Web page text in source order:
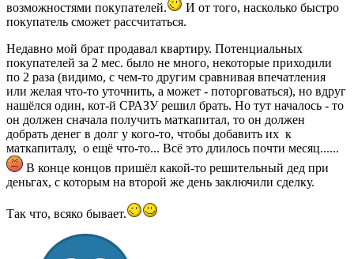
возможностями покупателей.
И от того, насколько быстро
покупатель сможет рассчитаться.
Недавно мой брат продавал квартиру. Потенциальных
покупателей за 2 мес. было не много, некоторые приходили
по 2 раза (видимо, с чем-то другим сравнивая впечатления
или желая что-то уточнить, а может - поторговаться), но вдруг
нашёлся один, кот-й СРАЗУ решил брать. Но тут началось - то
он должен сначала получить маткапитал, то он должен
добрать денег в долг у кого-то, чтобы добавить их к
маткапиталу, о ещё что-то... Всё это длилось почти месяц......
В конце концов пришёл какой-то решительный дед при
деньгах, с которым на второй же день заключили сделку.
Так что, всяко бывает.